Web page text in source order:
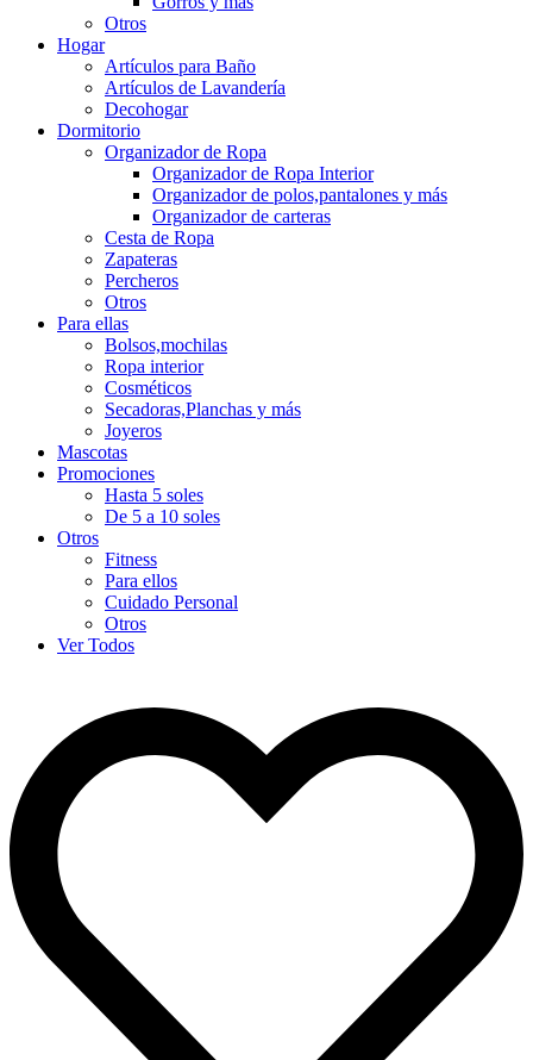
Otros
Hogar
Artículos para Baño
Artículos de Lavandería
Decohogar
Dormitorio
Organizador de Ropa
Organizador de Ropa Interior
Organizador de polos,pantalones y más
Organizador de carteras
Cesta de Ropa
Zapateras
Percheros
Otros
Para ellas
Bolsos,mochilas
Ropa interior
Cosméticos
Secadoras,Planchas y más
Joyeros
Mascotas
Promociones
Hasta 5 soles
De 5 a 10 soles
Otros
Fitness
Para ellos
Cuidado Personal
Otros
Ver Todos